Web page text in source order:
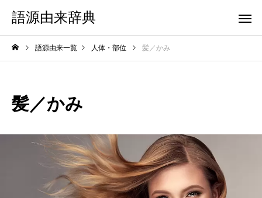
語源由来辞典
語源由来一覧 人体・部位 髪／かみ
髪／かみ